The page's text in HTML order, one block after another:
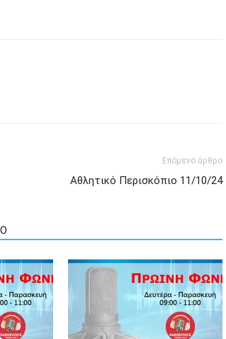
Επόμενο άρθρο
Αθλητικό Περισκόπιο 11/10/24